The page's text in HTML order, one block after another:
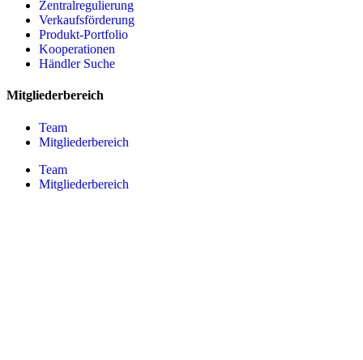
Zentralregulierung
Verkaufsförderung
Produkt-Portfolio
Kooperationen
Händler Suche
Mitgliederbereich
Team
Mitgliederbereich
Team
Mitgliederbereich